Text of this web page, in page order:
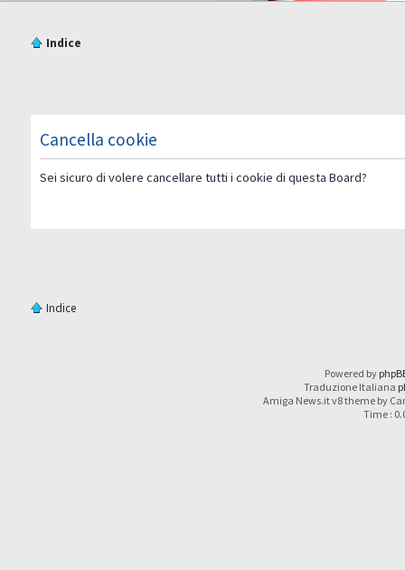
Indice
Cancella cookie
Sei sicuro di volere cancellare tutti i cookie di questa Board?
Indice
Powered by
Traduzione Italiana
Amiga News.it v8 theme by
Time :